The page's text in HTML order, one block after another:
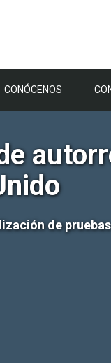
CONÓCENOS
de